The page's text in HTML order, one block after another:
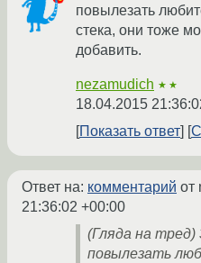
повылезать
стека, они тоже
добавить.
nezamudich ★★
18.04.2015
Показать ответ
Ответ на: комментарий от
21:36:02 +00:00
(Гляда на
повылезать